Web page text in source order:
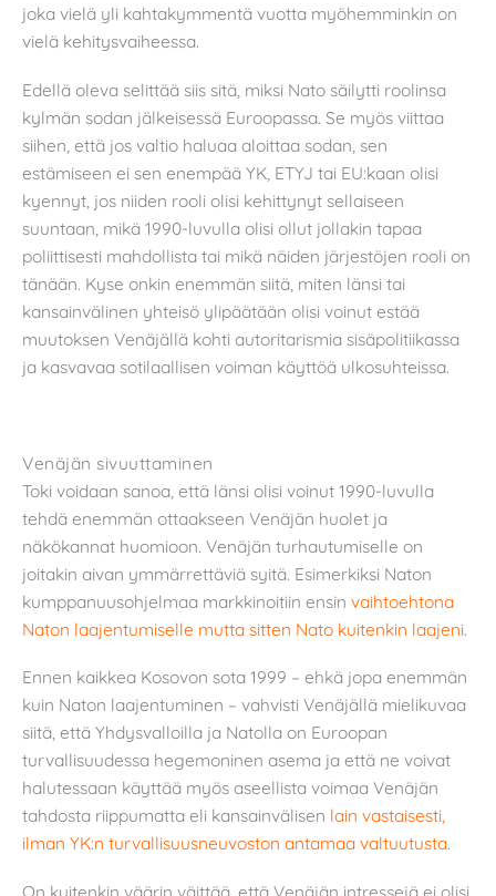
joka vielä yli kahtakymmentä vuotta myöhemminkin on
vielä kehitysvaiheessa.
Edellä oleva selittää siis sitä, miksi Nato säilytti roolinsa
kylmän sodan jälkeisessä Euroopassa. Se myös viittaa
siihen, että jos valtio haluaa aloittaa sodan, sen
estämiseen ei sen enempää YK, ETYJ tai EU:kaan olisi
kyennyt, jos niiden rooli olisi kehittynyt sellaiseen
suuntaan, mikä 1990-luvulla olisi ollut jollakin tapaa
poliittisesti mahdollista tai mikä näiden järjestöjen rooli on
tänään. Kyse onkin enemmän siitä, miten länsi tai
kansainvälinen yhteisö ylipäätään olisi voinut estää
muutoksen Venäjällä kohti autoritarismia sisäpolitiikassa
ja kasvavaa sotilaallisen voiman käyttöä ulkosuhteissa.
Venäjän sivuuttaminen
Toki voidaan sanoa, että länsi olisi voinut 1990-luvulla
tehdä enemmän ottaakseen Venäjän huolet ja
näkökannat huomioon. Venäjän turhautumiselle on
joitakin aivan ymmärrettäviä syitä. Esimerkiksi Naton
kumppanuusohjelmaa markkinoitiin ensin vaihtoehtona
Naton laajentumiselle mutta sitten Nato kuitenkin laajeni.
Ennen kaikkea Kosovon sota 1999 – ehkä jopa enemmän
kuin Naton laajentuminen – vahvisti Venäjällä mielikuvaa
siitä, että Yhdysvalloilla ja Natolla on Euroopan
turvallisuudessa hegemoninen asema ja että ne voivat
halutessaan käyttää myös aseellista voimaa Venäjän
tahdosta riippumatta eli kansainvälisen lain vastaisesti,
ilman YK:n turvallisuusneuvoston antamaa valtuutusta.
On kuitenkin väärin väittää, että Venäjän intressejä ei olisi